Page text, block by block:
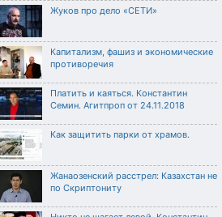
Жуков про дело «СЕТИ»
Капитализм, фашиз и экономические
противоречия
Платить и каяться. Константин
Семин. Агитпроп от 24.11.2018
Как защитить парки от храмов.
Жанаозенский расстрел: Казахстан не
по Скриптониту